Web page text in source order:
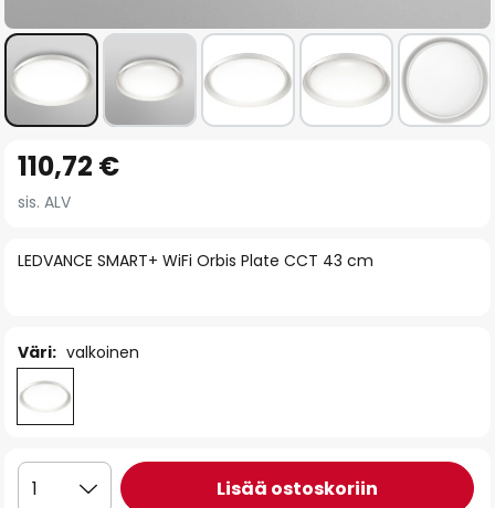
to
the
ofLEDVANCE SMART+ WiFi Orbis Plate CCT 43 cm
110,72 €
sis. ALV
Väri: valkoinen
1 Lisää ostoskoriin